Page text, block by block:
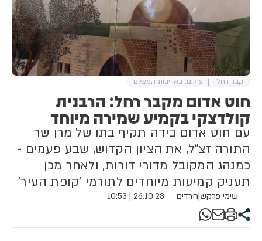
חוט אדום מקבר רחל: הרבנית
קולדצקי בקמיע שמירה מיוחד
עם חוט אדום בידה תקיף בתו של מרן שר
התורה זצ"ל, את הציון הקדוש, שבע פעמים -
כמנהג המקובל מדורי דורות, ולאחר מכן
תעניק קמיעות מיוחדים לתורמי 'קופת העיר'
שימי פרקש|חרדים 26.10.23 | 10:53
קבר רחל צילום: באדיבות המצלם